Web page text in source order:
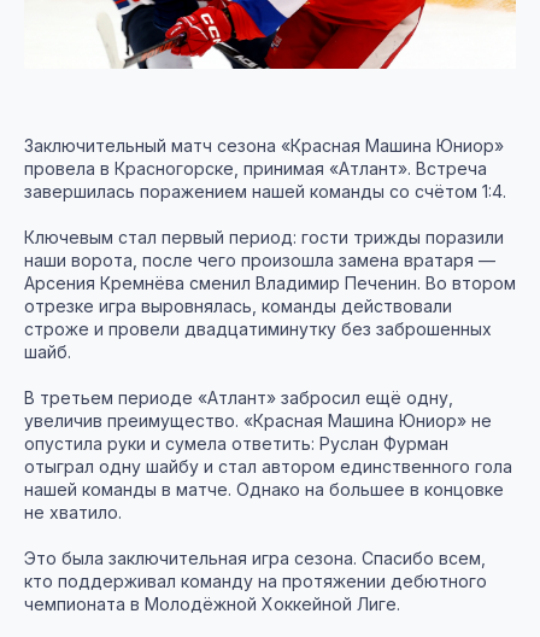
Заключительный матч сезона «Красная Машина Юниор»
провела в Красногорске, принимая «Атлант». Встреча
завершилась поражением нашей команды со счётом 1:4.
Ключевым стал первый период: гости трижды поразили
наши ворота, после чего произошла замена вратаря —
Арсения Кремнёва сменил Владимир Печенин. Во втором
отрезке игра выровнялась, команды действовали
строже и провели двадцатиминутку без заброшенных
шайб.
В третьем периоде «Атлант» забросил ещё одну,
увеличив преимущество. «Красная Машина Юниор» не
опустила руки и сумела ответить: Руслан Фурман
отыграл одну шайбу и стал автором единственного гола
нашей команды в матче. Однако на большее в концовке
не хватило.
Это была заключительная игра сезона. Спасибо всем,
кто поддерживал команду на протяжении дебютного
чемпионата в Молодёжной Хоккейной Лиге.